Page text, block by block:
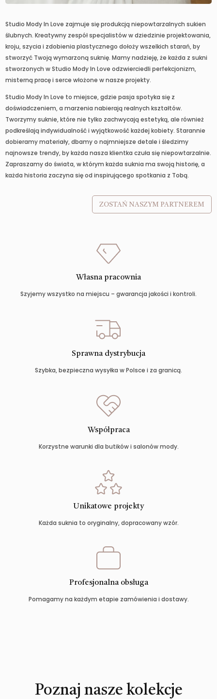
Studio Mody In Love zajmuje się produkcją niepowtarzalnych sukien
ślubnych. Kreatywny zespół specjalistów w dziedzinie projektowania,
kroju, szycia i zdobienia plastycznego dołoży wszelkich starań, by
stworzyć Twoją wymarzoną suknię. Mamy nadzieję, że każda z sukni
stworzonych w Studio Mody In Love odzwierciedli perfekcjonizm,
misterną pracę i serce włożone w nasze projekty.
Studio Mody In Love to miejsce, gdzie pasja spotyka się z
doświadczeniem, a marzenia nabierają realnych kształtów.
Tworzymy suknie, które nie tylko zachwycają estetyką, ale również
podkreślają indywidualność i wyjątkowość każdej kobiety. Starannie
dobieramy materiały, dbamy o najmniejsze detale i śledzimy
najnowsze trendy, by każda nasza klientka czuła się niepowtarzalnie.
Zapraszamy do świata, w którym każda suknia ma swoją historię, a
każda historia zaczyna się od inspirującego spotkania z Tobą.
ZOSTAŃ NASZYM PARTNEREM
Własna pracownia
Szyjemy wszystko na miejscu – gwarancja jakości i kontroli.
Sprawna dystrybucja
Szybka, bezpieczna wysyłka w Polsce i za granicą.
Współpraca
Korzystne warunki dla butików i salonów mody.
Unikatowe projekty
Każda suknia to oryginalny, dopracowany wzór.
Profesjonalna obsługa
Pomagamy na każdym etapie zamówienia i dostawy.
Poznaj nasze kolekcje